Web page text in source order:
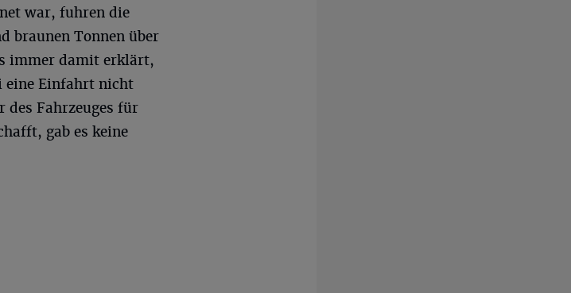
war, fuhren die
braunen Tonnen über
immer damit erklärt,
eine Einfahrt nicht
des Fahrzeuges für
gab es keine